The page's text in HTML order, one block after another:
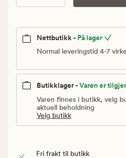
Nettbutikk - På lager
Normal leveringstid 4-7
Butikklager -Varen er
Varen finnes i butikk, velg
aktuell beholdning
Velg butikk
Fri frakt til butikk